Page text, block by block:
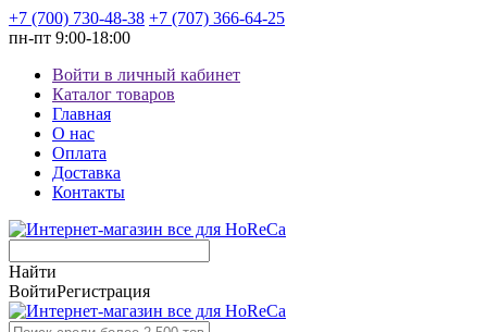
+7 (700) 730-48-38 +7 (707) 366-64-25
пн-пт 9:00-18:00
Войти в личный кабинет
Каталог товаров
Главная
О нас
Оплата
Доставка
Контакты
Найти
ВойтиРегистрация